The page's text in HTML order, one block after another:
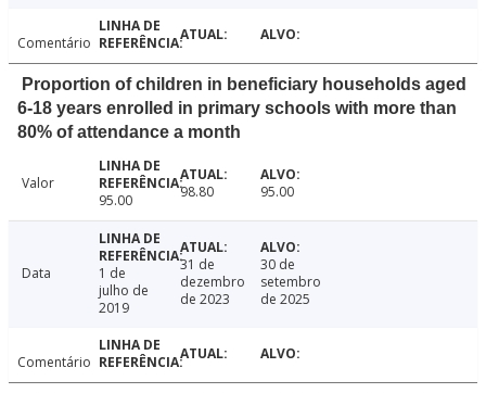
Comentário
Proportion of children in beneficiary households aged
6-18 years enrolled in primary schools with more than
80% of attendance a month
Valor
95.00
98.80 95.00
Data
1 de
julho de
2019
31 de
dezembro
de 2023
30 de
setembro
de 2025
Comentário